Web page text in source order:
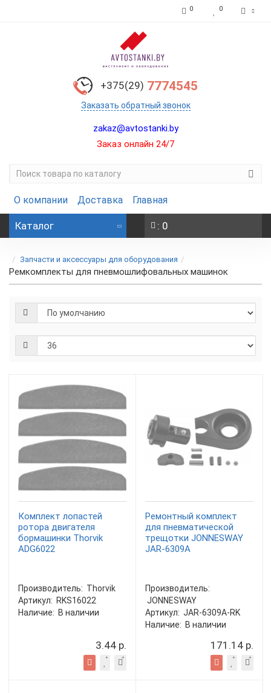
0 0
+375(29) 7774545
Заказать обратный звонок
zakaz@avtostanki.by
Заказ онлайн 24/7
О компании Доставка Главная
Каталог : 0
Запчасти и аксессуары для оборудования
Ремкомплекты для пневмошлифовальных машинок
Комплект лопастей
ротора двигателя
бормашинки Thorvik
ADG6022
Производитель: Thorvik
Артикул: RKS16022
Наличие: В наличии
3.44 р.
Ремонтный комплект
для пневматической
трещотки JONNESWAY
JAR-6309A
Производитель:
JONNESWAY
Артикул: JAR-6309A-RK
Наличие: В наличии
171.14 р.